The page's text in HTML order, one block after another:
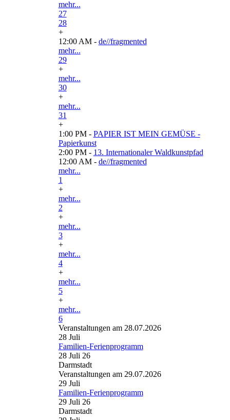
mehr...
27
28
+
12:00 AM - de//fragmented
mehr...
29
+
mehr...
30
+
mehr...
31
+
1:00 PM - PAPIER IST MEIN GEMÜSE -
Papierkunst
2:00 PM - 13. Internationaler Waldkunstpfad
12:00 AM - de//fragmented
mehr...
1
+
mehr...
2
+
mehr...
3
+
mehr...
4
+
mehr...
5
+
mehr...
6
Veranstaltungen am 28.07.2026
28 Juli
Familien-Ferienprogramm
28 Juli 26
Darmstadt
Veranstaltungen am 29.07.2026
29 Juli
Familien-Ferienprogramm
29 Juli 26
Darmstadt